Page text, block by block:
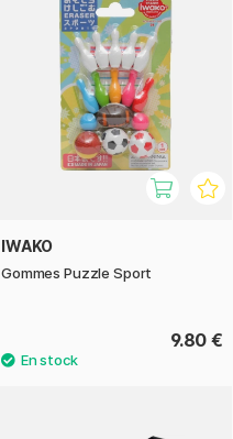
IWAKO
Gommes Puzzle Sport
9.80 €